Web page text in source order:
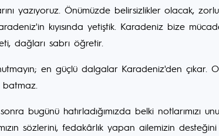
yazıyoruz. Önümüzde belirsizlikler olacak,
kıyısında yetiştik. Karadeniz bize
dağları sabrı öğretir.
en güçlü dalgalar Karadeniz'den çıkar.
sonra bugünü hatırladığımızda belki notlarımızı
sözlerini, fedakârlık yapan ailemizin